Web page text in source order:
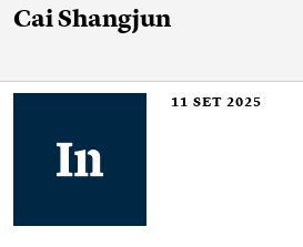
Cai Shangjun
11 SET 2025